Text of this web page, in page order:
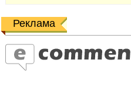
Реклама